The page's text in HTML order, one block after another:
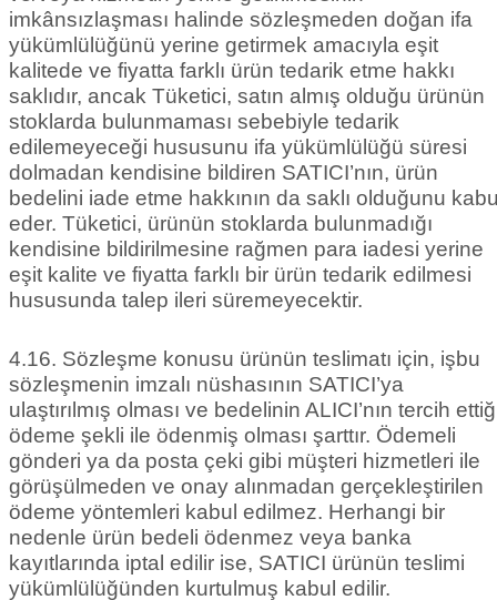
imkânsızlaşması halinde sözleşmeden doğan ifa
yükümlülüğünü yerine getirmek amacıyla eşit
kalitede ve fiyatta farklı ürün tedarik etme hakkı
saklıdır, ancak Tüketici, satın almış olduğu ürünün
stoklarda bulunmaması sebebiyle tedarik
edilemeyeceği hususunu ifa yükümlülüğü süresi
dolmadan kendisine bildiren SATICI’nın, ürün
bedelini iade etme hakkının da saklı olduğunu
eder. Tüketici, ürünün stoklarda bulunmadığı
kendisine bildirilmesine rağmen para iadesi yerine
eşit kalite ve fiyatta farklı bir ürün tedarik edilmesi
hususunda talep ileri süremeyecektir.
4.16. Sözleşme konusu ürünün teslimatı için, işbu
sözleşmenin imzalı nüshasının SATICI’ya
ulaştırılmış olması ve bedelinin ALICI’nın tercih
ödeme şekli ile ödenmiş olması şarttır. Ödemeli
gönderi ya da posta çeki gibi müşteri hizmetleri ile
görüşülmeden ve onay alınmadan gerçekleştirilen
ödeme yöntemleri kabul edilmez. Herhangi bir
nedenle ürün bedeli ödenmez veya banka
kayıtlarında iptal edilir ise, SATICI ürünün teslimi
yükümlülüğünden kurtulmuş kabul edilir.